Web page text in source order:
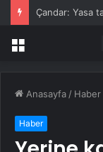
Porsche
Menü
Anasayfa / Haber
Haber